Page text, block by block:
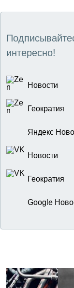
интересно!
Новости
Геократия
Яндекс
Новости
Геократия
Google